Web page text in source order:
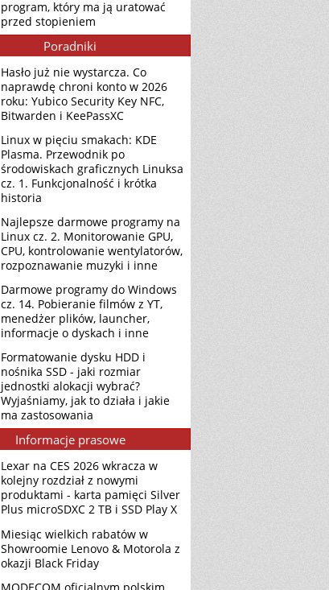
program, który ma ją uratować
przed stopieniem
Poradniki
Hasło już nie wystarcza. Co
naprawdę chroni konto w 2026
roku: Yubico Security Key NFC,
Bitwarden i KeePassXC
Linux w pięciu smakach: KDE
Plasma. Przewodnik po
środowiskach graficznych Linuksa
cz. 1. Funkcjonalność i krótka
historia
Najlepsze darmowe programy na
Linux cz. 2. Monitorowanie GPU,
CPU, kontrolowanie wentylatorów,
rozpoznawanie muzyki i inne
Darmowe programy do Windows
cz. 14. Pobieranie filmów z YT,
menedżer plików, launcher,
informacje o dyskach i inne
Formatowanie dysku HDD i
nośnika SSD - jaki rozmiar
jednostki alokacji wybrać?
Wyjaśniamy, jak to działa i jakie
ma zastosowania
Informacje prasowe
Lexar na CES 2026 wkracza w
kolejny rozdział z nowymi
produktami - karta pamięci Silver
Plus microSDXC 2 TB i SSD Play X
Miesiąc wielkich rabatów w
Showroomie Lenovo & Motorola z
okazji Black Friday